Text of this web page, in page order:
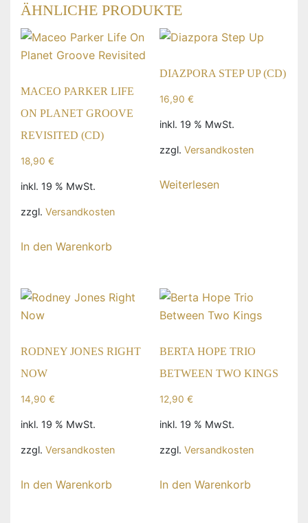
ÄHNLICHE PRODUKTE
MACEO PARKER LIFE
ON PLANET GROOVE
REVISITED (CD)
18,90 €
inkl. 19 % MwSt.
zzgl. Versandkosten
In den Warenkorb
DIAZPORA STEP UP (CD)
16,90 €
inkl. 19 % MwSt.
zzgl. Versandkosten
Weiterlesen
RODNEY JONES RIGHT
NOW
14,90 €
inkl. 19 % MwSt.
zzgl. Versandkosten
In den Warenkorb
BERTA HOPE TRIO
BETWEEN TWO KINGS
12,90 €
inkl. 19 % MwSt.
zzgl. Versandkosten
In den Warenkorb